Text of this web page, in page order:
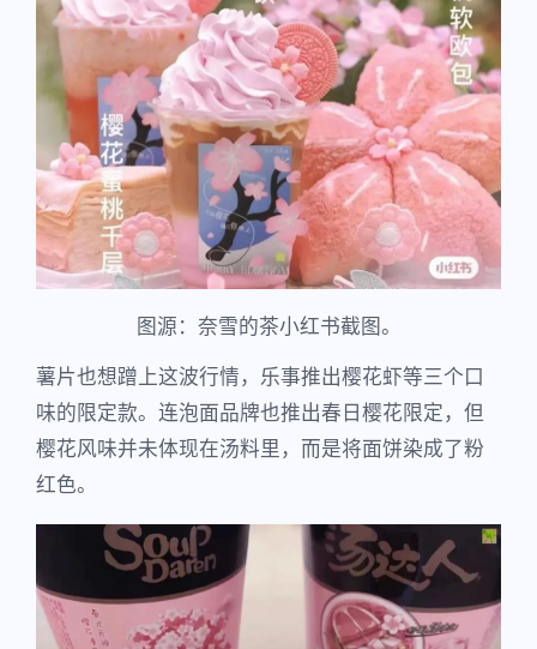
图源：奈雪的茶小红书截图。
薯片也想蹭上这波行情，乐事推出樱花虾等三个口
味的限定款。连泡面品牌也推出春日樱花限定，但
樱花风味并未体现在汤料里，而是将面饼染成了粉
红色。